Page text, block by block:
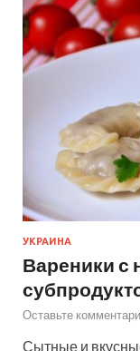
УКРАИНА
Вареники с
Оставьте
Сытные и